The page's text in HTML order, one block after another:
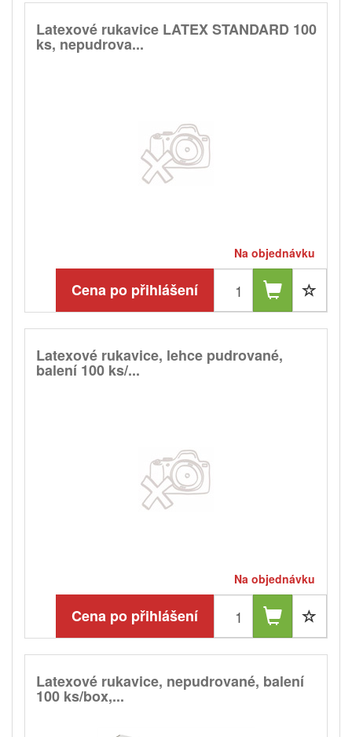
Latexové rukavice LATEX STANDARD 100
ks, nepudrova...
Na objednávku
Cena po přihlášení
Latexové rukavice, lehce pudrované,
balení 100 ks/...
Na objednávku
Cena po přihlášení
Latexové rukavice, nepudrované, balení
100 ks/box,...